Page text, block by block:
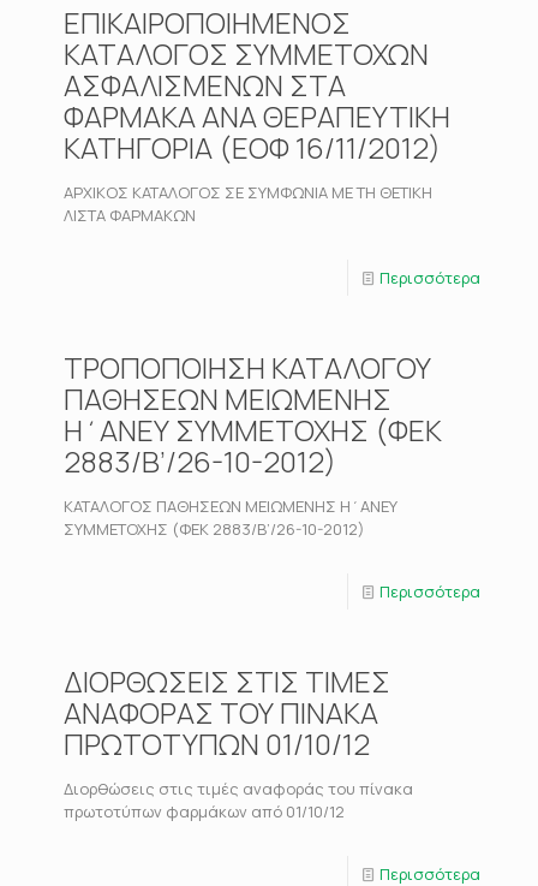
ΕΠΙΚΑΙΡΟΠΟΙΗΜΕΝΟΣ
ΚΑΤΑΛΟΓΟΣ ΣΥΜΜΕΤΟΧΩΝ
ΑΣΦΑΛΙΣΜΕΝΩΝ ΣΤΑ
ΦΑΡΜΑΚΑ ΑΝΑ ΘΕΡΑΠΕΥΤΙΚΗ
ΚΑΤΗΓΟΡΙΑ (ΕΟΦ 16/11/2012)
ΑΡΧΙΚΟΣ ΚΑΤΑΛΟΓΟΣ ΣΕ ΣΥΜΦΩΝΙΑ ΜΕ ΤΗ ΘΕΤΙΚΗ
ΛΙΣΤΑ ΦΑΡΜΑΚΩΝ
Περισσότερα
ΤΡΟΠΟΠΟΙΗΣΗ ΚΑΤΑΛΟΓΟΥ
ΠΑΘΗΣΕΩΝ ΜΕΙΩΜΕΝΗΣ
Η΄ΑΝΕΥ ΣΥΜΜΕΤΟΧΗΣ (ΦΕΚ
2883/Β’/26-10-2012)
ΚΑΤΑΛΟΓΟΣ ΠΑΘΗΣΕΩΝ ΜΕΙΩΜΕΝΗΣ Η΄ΑΝΕΥ
ΣΥΜΜΕΤΟΧΗΣ (ΦΕΚ 2883/Β’/26-10-2012)
Περισσότερα
ΔΙΟΡΘΩΣΕΙΣ ΣΤΙΣ ΤΙΜΕΣ
ΑΝΑΦΟΡΑΣ ΤΟΥ ΠΙΝΑΚΑ
ΠΡΩΤΟΤΥΠΩΝ 01/10/12
Διορθώσεις στις τιμές αναφοράς του πίνακα
πρωτοτύπων φαρμάκων από 01/10/12
Περισσότερα